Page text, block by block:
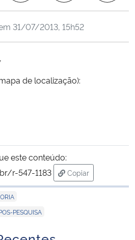
31/07/2013, 15h52
de localização):
este conteúdo:
r-547-1183
Copiar
para área de
PESQUISA